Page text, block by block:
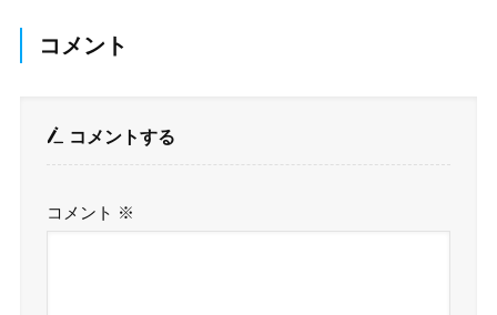
コメント
コメントする
コメント ※